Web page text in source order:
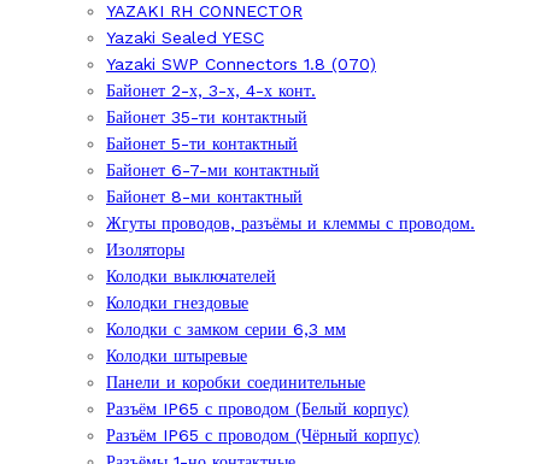
YAZAKI RH CONNECTOR
Yazaki Sealed YESC
Yazaki SWP Connectors 1.8 (070)
Байонет 2-х, 3-х, 4-х конт.
Байонет 35-ти контактный
Байонет 5-ти контактный
Байонет 6-7-ми контактный
Байонет 8-ми контактный
Жгуты проводов, разъёмы и клеммы с проводом.
Изоляторы
Колодки выключателей
Колодки гнездовые
Колодки с замком серии 6,3 мм
Колодки штыревые
Панели и коробки соединительные
Разъём IP65 с проводом (Белый корпус)
Разъём IP65 с проводом (Чёрный корпус)